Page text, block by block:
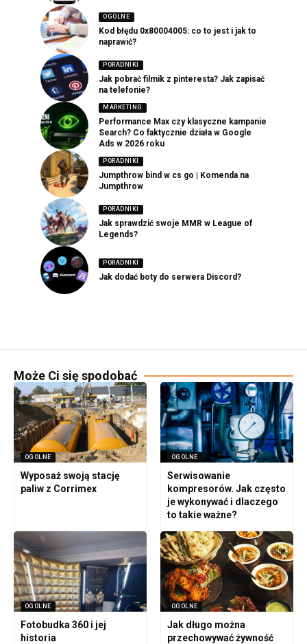
OGOLNE
Kod błędu 0x80004005: co to jest i jak to
naprawić?
PORADNIKI
Jak pobrać filmik z pinteresta? Jak zapisać
na telefonie?
MARKETING
Performance Max czy klasyczne kampanie
Search? Co faktycznie działa w Google
Ads w 2026 roku
PORADNIKI
Jumpthrow bind w cs go | Komenda na
Jumpthrow
PORADNIKI
Jak sprawdzić swoje MMR w League of
Legends?
PORADNIKI
Jak dodać boty do serwera Discord?
Może Ci się spodobać
OGOLNE
Wyposaż swoją stację
paliw z Corrimex
OGOLNE
Serwisowanie
kompresorów. Jak często
je wykonywać i dlaczego
to takie ważne?
OGOLNE
Fotobudka 360 i jej
historia
OGOLNE
Jak długo można
przechowywać żywność